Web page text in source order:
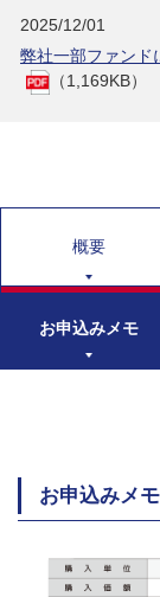
2025/12/01
弊社一部ファンド
（1,169KB）
概要
お申込みメモ
お申込みメモ